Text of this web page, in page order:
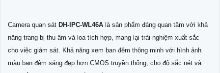
Camera quan sát DH-IPC-WL46A là sản phẩm đáng quan tâm với khả
năng trang bị thu âm và loa tích hợp, mang lại trải nghiệm xuất sắc
cho việc giám sát. Khả năng xem ban đêm thông minh với hình ảnh
màu ban đêm sáng đẹp hơn CMOS truyền thống, cho độ sắc nét và